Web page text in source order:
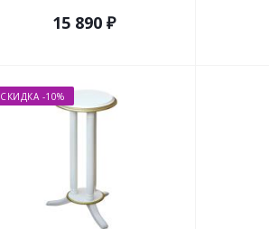
15 890 ₽
СКИДКА -10%